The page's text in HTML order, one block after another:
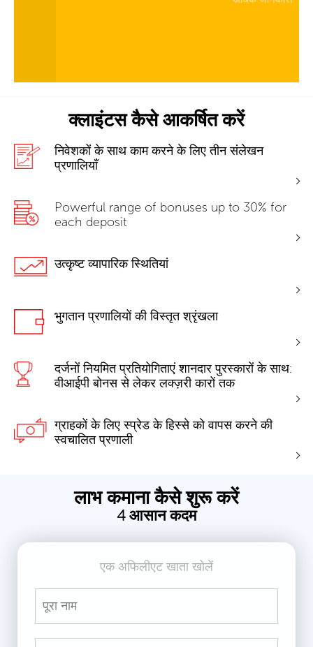
क्लाइंटस कैसे आकर्षित करें
निवेशकों के साथ काम करने के लिए तीन संलेखन
प्रणालियाँ
Powerful range of bonuses up to 30% for
each deposit
उत्कृष्ट व्यापारिक स्थितियां
भुगतान प्रणालियों की विस्तृत श्रृंखला
दर्जनों नियमित प्रतियोगिताएं शानदार पुरस्कारों के साथ:
वीआईपी बोनस से लेकर लक्ज़री कारों तक
ग्राहकों के लिए स्प्रेड के हिस्से को वापस करने की
स्वचालित प्रणाली
लाभ कमाना कैसे शुरू करें
4 आसान कदम
एक अफिलीएट खाता खोलें